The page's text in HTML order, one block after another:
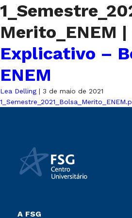
Merito_ENEM |
Explicativo –
ENEM
Lea Delling | 3 de maio de 2021
A FSG